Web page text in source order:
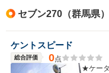
セブン270（群馬県
ケントスピード
総合評価 0点
★ケー